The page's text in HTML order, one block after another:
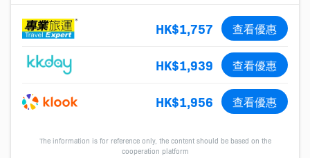
HK$1,757 查看優惠
HK$1,939 查看優惠
HK$1,956 查看優惠
The information is for reference only, the content should be based on the
cooperation platform